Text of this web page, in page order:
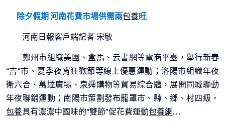
除夕假期 河南花費市場供需兩包養旺
河南日報客戶端記者 宋敏
鄭州市組織美團、盒馬、云書網等電商平臺，舉行新春
“吉”市、夏季夜宵狂歡節等線上優惠運動；洛陽市組織年夜
衛六合、萬達廣場、泉舜購物等貿易綜合體，展開同城聯動
年夜聯銷運動；南陽市策劃發布籠罩市、縣、鄉、村四級，
包養具有濃濃中國味的“雙節”促花費運動包養網……